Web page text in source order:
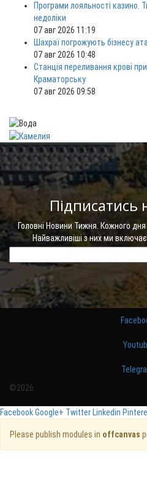
Програми лояльності казино.
недоліки
07 авг 2026 11:19
Шахраї погрожують бізнесу
07 авг 2026 10:48
Станція переливання крові
Краматорську
07 авг 2026 09:58
Підписатись
Головні Новини Тижня. Кожного
Найважливіші з них ми
©2026
FacebookGoogle+ Twitter Linkedin
Please publish modules in offcanvas